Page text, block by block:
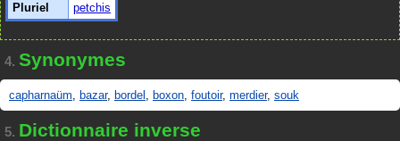
Pluriel
petchis
4. Synonymes
capharnaüm, bazar, bordel , boxon, foutoir, merdier, souk
5. Dictionnaire inverse